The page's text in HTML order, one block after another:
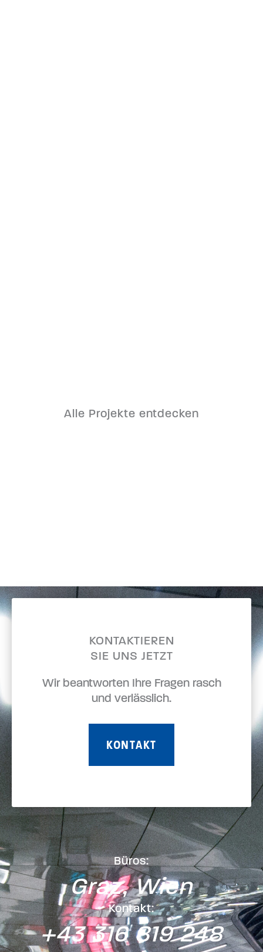
Alle Projekte entdecken
KONTAKTIEREN
SIE UNS JETZT
Wir beantworten Ihre Fragen rasch
und verlässlich.
KONTAKT
Büros:
Graz, Wien
Kontakt:
+43 316 819 248